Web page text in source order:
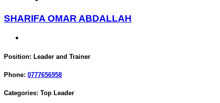
SHARIFA OMAR ABDALLAH
Position: Leader and Trainer
Phone: 0777656958
Categories: Top Leader